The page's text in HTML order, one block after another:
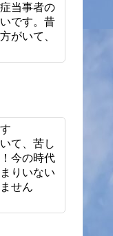
当事者の
です。昔
がいて、
て、苦し
今の時代
りいない
せん